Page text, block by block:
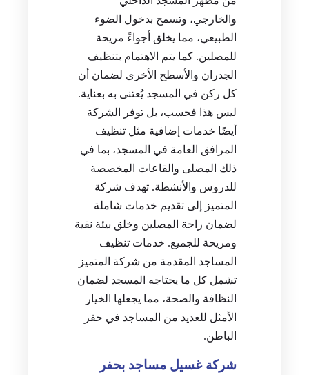
والخارجي، وتسمح بدخول الضوء
الطبيعي، مما يخلق أجواءً مريحة
للمصلين. كما يتم الاهتمام بتنظيف
الجدران والأسطح الأخرى لضمان أن
كل ركن في المسجد يُعتنى به بعناية.
ليس هذا فحسب، بل توفر الشركة
أيضًا خدمات إضافية مثل تنظيف
المرافق العامة في المسجد، بما في
ذلك المصلى والقاعات المخصصة
للدروس والأنشطة. تهدف شركة
المتميز إلى تقديم خدمات شاملة
لضمان راحة المصلين وخلق بيئة نقية
ومريحة للجميع. خدمات تنظيف
المساجد المقدمة من شركة المتميز
تشمل كل ما يحتاجه المسجد لضمان
النظافة والصحة، مما يجعلها الخيار
الأمثل للعديد من المساجد في حفر
الباطن.
شركة غسيل مساجد بحفر